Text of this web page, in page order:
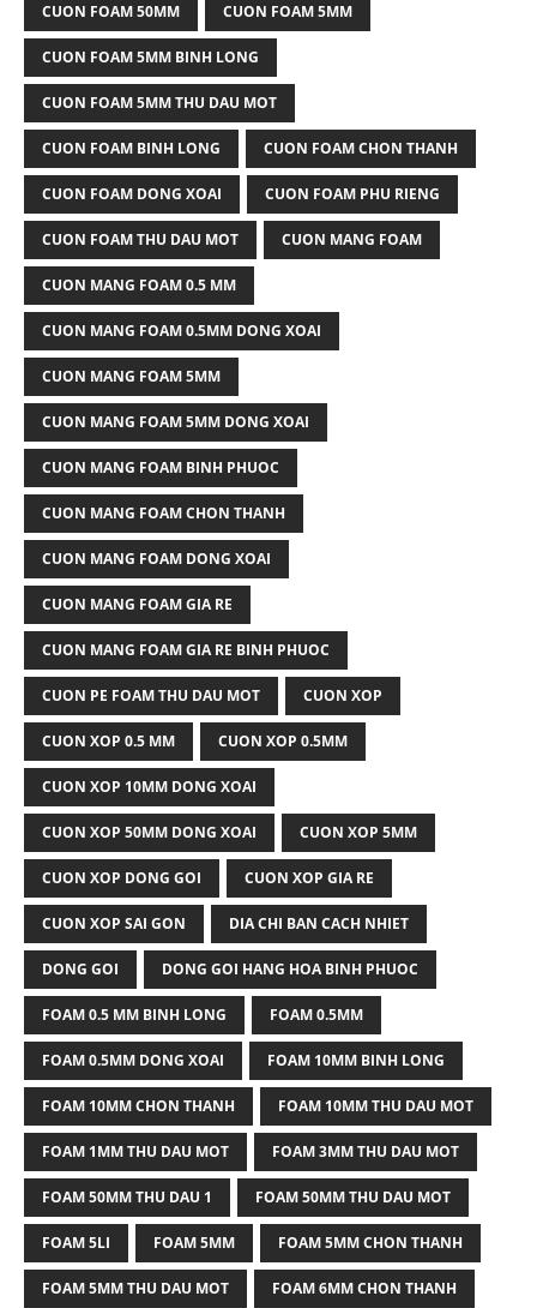
CUON FOAM 50MM CUON FOAM 5MM
CUON FOAM 5MM BINH LONG
CUON FOAM 5MM THU DAU MOT
CUON FOAM BINH LONG CUON FOAM CHON THANH
CUON FOAM DONG XOAI CUON FOAM PHU RIENG
CUON FOAM THU DAU MOT CUON MANG FOAM
CUON MANG FOAM 0.5 MM
CUON MANG FOAM 0.5MM DONG XOAI
CUON MANG FOAM 5MM
CUON MANG FOAM 5MM DONG XOAI
CUON MANG FOAM BINH PHUOC
CUON MANG FOAM CHON THANH
CUON MANG FOAM DONG XOAI
CUON MANG FOAM GIA RE
CUON MANG FOAM GIA RE BINH PHUOC
CUON PE FOAM THU DAU MOT CUON XOP
CUON XOP 0.5 MM CUON XOP 0.5MM
CUON XOP 10MM DONG XOAI
CUON XOP 50MM DONG XOAI CUON XOP 5MM
CUON XOP DONG GOI CUON XOP GIA RE
CUON XOP SAI GON DIA CHI BAN CACH NHIET
DONG GOI DONG GOI HANG HOA BINH PHUOC
FOAM 0.5 MM BINH LONG FOAM 0.5MM
FOAM 0.5MM DONG XOAI FOAM 10MM BINH LONG
FOAM 10MM CHON THANH FOAM 10MM THU DAU MOT
FOAM 1MM THU DAU MOT FOAM 3MM THU DAU MOT
FOAM 50MM THU DAU 1 FOAM 50MM THU DAU MOT
FOAM 5LI FOAM 5MM FOAM 5MM CHON THANH
FOAM 5MM THU DAU MOT FOAM 6MM CHON THANH